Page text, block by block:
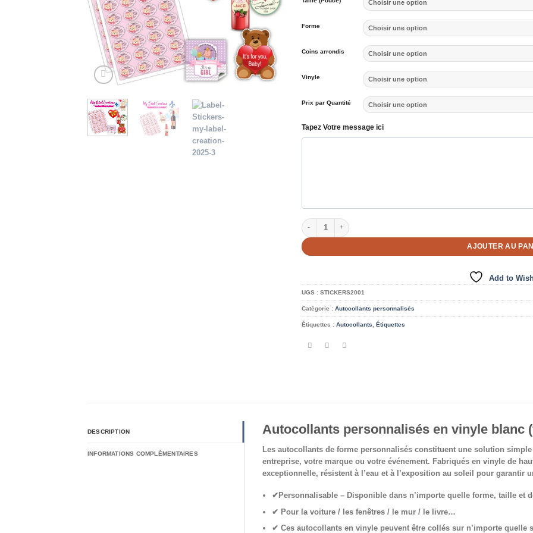
Forme
Coins arrondis
Vinyle
Prix par Quantité
Tapez Votre message ici
quantité de Autocollants personnalisés en forme
AJOUTER AU
Add to
UGS : STICKERS2001
Catégorie : Autocollants personnalisés
Étiquettes : Autocollants Étiquettes
DESCRIPTION
INFORMATIONS COMPLÉMENTAIRES
Autocollants personnalisés en vinyle blanc
Les autocollants de forme personnalisés constituent une solution
entreprise, votre marque ou votre événement. Fabriqués en vinyle de
exceptionnelle, résistent à l’eau et à l’exposition au soleil pour garantir
✔Personnalisable – Disponible dans n’importe quelle forme, taille et
✔ Pour la voiture / les fenêtres / le mur / le livre…
✔Ces autocollants en vinyle peuvent être collés sur n’importe quelle